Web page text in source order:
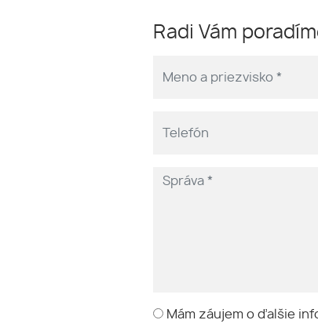
Radi Vám
Mám záujem o ďalšie